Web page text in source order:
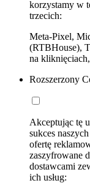
korzystamy w
trzecich:
Meta-Pixel,
(RTBHouse),
na
Rozszerzony
Akceptując tę
sukces
ofertę
zaszyfrowane
dostawcami
ich usług: